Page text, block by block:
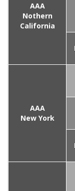
AAA
Nothern
California
AAA
New York